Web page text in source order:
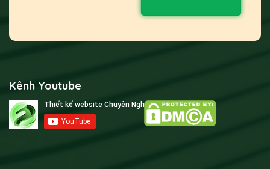
Kênh Youtube